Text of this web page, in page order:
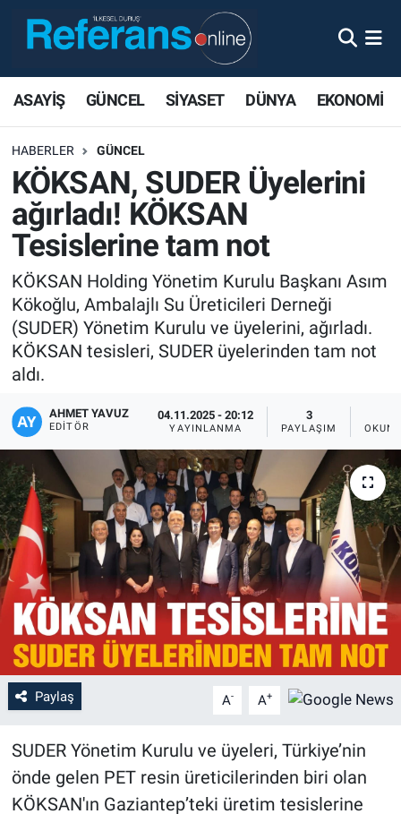
ASAYİŞ GÜNCEL SİYASET DÜNYA EKONOMİ
HABERLER GÜNCEL
KÖKSAN, SUDER Üyelerini
ağırladı! KÖKSAN
Tesislerine tam not
KÖKSAN Holding Yönetim Kurulu Başkanı Asım
Kökoğlu, Ambalajlı Su Üreticileri Derneği
(SUDER) Yönetim Kurulu ve üyelerini, ağırladı.
KÖKSAN tesisleri, SUDER üyelerinden tam not
aldı.
AHMET YAVUZ
EDITÖR
04.11.2025 - 20:12
YAYINLANMA
3
PAYLAŞIM
Paylaş A- A+
‎SUDER Yönetim Kurulu ve üyeleri, Türkiye’nin
önde gelen PET resin üreticilerinden biri olan
KÖKSAN'ın Gaziantep’teki üretim tesislerine